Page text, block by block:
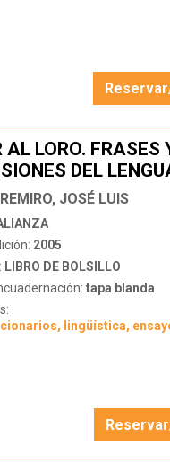
AL LORO. FRASES
DEL
JOSÉ LUIS
2005
LIBRO DE BOLSILLO
tapa blanda
lingüística,